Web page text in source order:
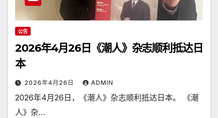
公告
2026年4月26日《潮人》杂志顺利抵达日
本
2026年4月26日 ADMIN
2026年4月26日，《潮人》杂志顺利抵达日本。 《潮
人》杂…